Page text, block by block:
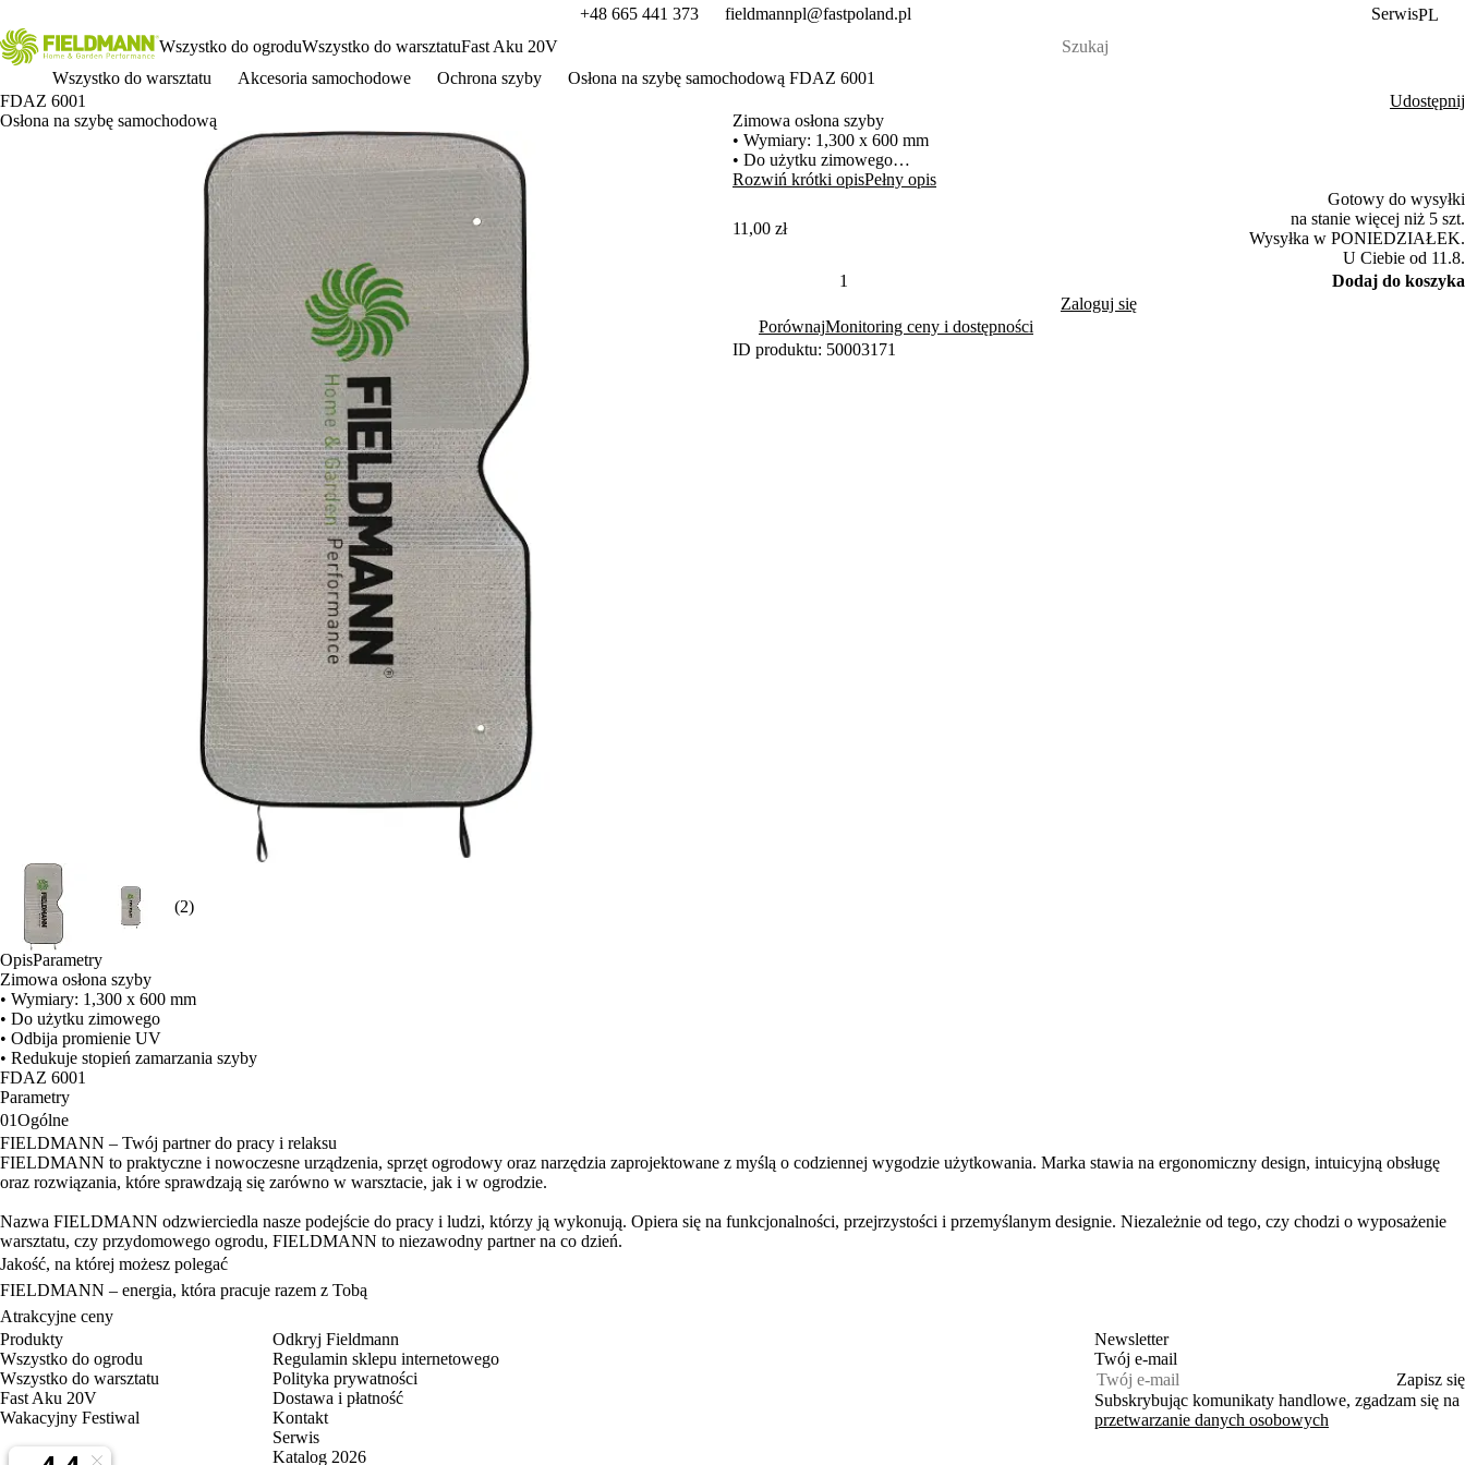
+48 665 441 373 fieldmannpl@fastpoland.pl SerwisPL
Wszystko do ogroduWszystko do warsztatuFast Aku 20V
Wszystko do warsztatu
Akcesoria samochodowe Ochrona szyby
Osłona na szybę samochodową FDAZ 6001
FDAZ 6001
Osłona na szybę samochodową
(2)
Udostępnij
Zimowa osłona szyby
• Wymiary: 1,300 x 600 mm
• Do użytku zimowego
• Odbija promienie UV
Rozwiń krótki opisPełny opis
11,00 zł
Gotowy do wysyłki
na stanie więcej niż 5 szt.
Wysyłka w PONIEDZIAŁEK.
U Ciebie od 11.8.
Dodaj do koszyka
Zaloguj się
PorównajMonitoring ceny i dostępności
ID produktu: 50003171
OpisParametry
Zimowa osłona szyby
• Wymiary: 1,300 x 600 mm
• Do użytku zimowego
• Odbija promienie UV
• Redukuje stopień zamarzania szyby
FDAZ 6001
Parametry
01Ogólne
FIELDMANN – Twój partner do pracy i relaksu
FIELDMANN to praktyczne i nowoczesne urządzenia, sprzęt ogrodowy oraz narzędzia zaprojektowane z myślą o codziennej wygodzie użytkowania. Marka stawia na ergonomiczny design, intuicyjną obsługę
oraz rozwiązania, które sprawdzają się zarówno w warsztacie, jak i w ogrodzie.
Nazwa FIELDMANN odzwierciedla nasze podejście do pracy i ludzi, którzy ją wykonują. Opiera się na funkcjonalności, przejrzystości i przemyślanym designie. Niezależnie od tego, czy chodzi o wyposażenie
warsztatu, czy przydomowego ogrodu, FIELDMANN to niezawodny partner na co dzień.
Jakość, na której możesz polegać
FIELDMANN – energia, która pracuje razem z Tobą
Atrakcyjne ceny
Produkty
Wszystko do ogrodu
Wszystko do warsztatu
Fast Aku 20V
Wakacyjny Festiwal
Odkryj Fieldmann
Regulamin sklepu internetowego
Polityka prywatności
Dostawa i płatność
Kontakt
Serwis
Katalog 2026
Newsletter
Twój e‑mail
Zapisz się
Subskrybując komunikaty handlowe, zgadzam się na
przetwarzanie danych osobowych